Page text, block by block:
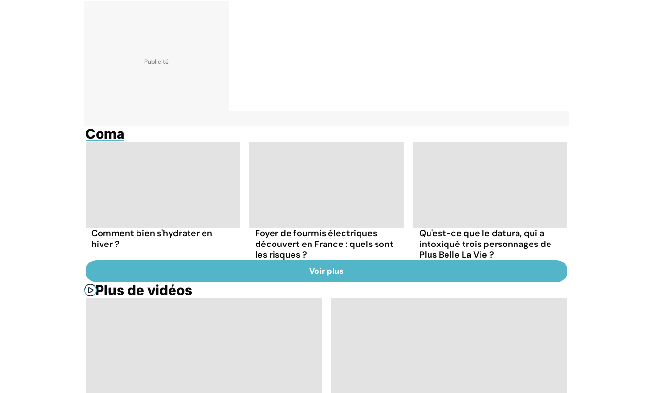
Coma
Comment bien s'hydrater en
hiver ?
Foyer de fourmis électriques
découvert en France : quels sont
les risques ?
Qu'est-ce que le datura, qui a
intoxiqué trois personnages de
Plus Belle La Vie ?
Voir plus
Plus de vidéos